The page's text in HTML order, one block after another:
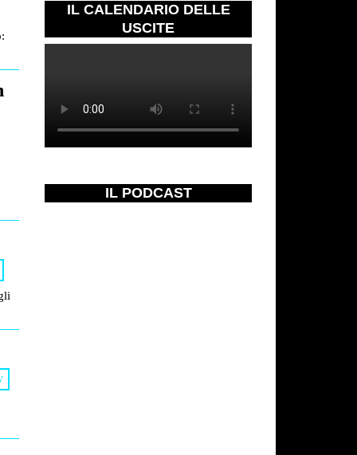
IL CALENDARIO DELLE
USCITE
IL PODCAST